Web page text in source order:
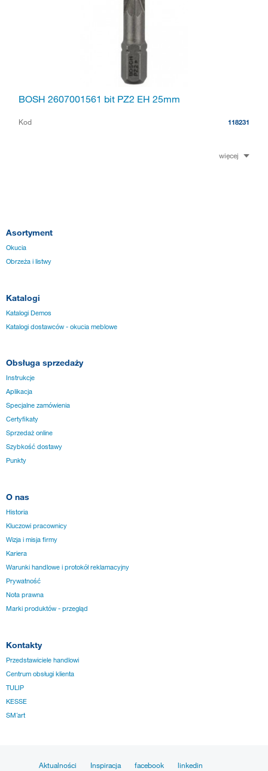
BOSH 2607001561 bit PZ2 EH 25mm
Kod 118231
więcej
Asortyment
Okucia
Obrzeża i listwy
Katalogi
Katalogi Demos
Katalogi dostawców - okucia meblowe
Obsługa sprzedaży
Instrukcje
Aplikacja
Specjalne zamówienia
Certyfikaty
Sprzedaż online
Szybkość dostawy
Punkty
O nas
Historia
Kluczowi pracownicy
Wizja i misja firmy
Kariera
Warunki handlowe i protokół reklamacyjny
Prywatność
Nota prawna
Marki produktów - przegląd
Kontakty
Przedstawiciele handlowi
Centrum obsługi klienta
TULIP
KESSE
SM´art
Aktualności Inspiracja facebook
linkedin